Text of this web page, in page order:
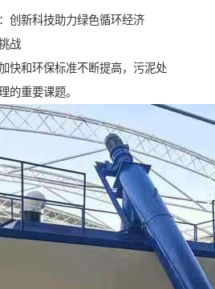
创新科技助力绿色循环经济
战
快和环保标准不断提高，污泥处
的重要课题。